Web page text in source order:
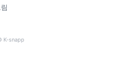
K-snapp